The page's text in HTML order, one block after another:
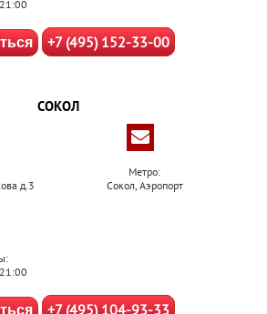
+7 (495) 152-33-00
СОКОЛ
д.3
Метро:
Сокол, Аэропорт
+7 (495) 104-93-33